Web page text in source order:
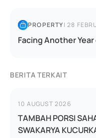
PROPERTY|28
Facing Another
BERITA TERKAIT
10 AUGUST 2026
TAMBAH PORSI
SWAKARYA